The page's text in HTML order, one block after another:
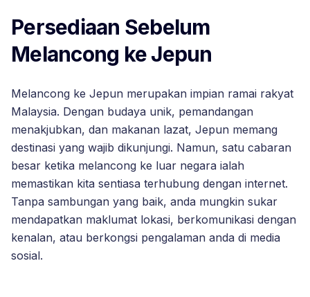
Persediaan Sebelum
Melancong ke Jepun
Melancong ke Jepun merupakan impian ramai rakyat
Malaysia. Dengan budaya unik, pemandangan
menakjubkan, dan makanan lazat, Jepun memang
destinasi yang wajib dikunjungi. Namun, satu cabaran
besar ketika melancong ke luar negara ialah
memastikan kita sentiasa terhubung dengan internet.
Tanpa sambungan yang baik, anda mungkin sukar
mendapatkan maklumat lokasi, berkomunikasi dengan
kenalan, atau berkongsi pengalaman anda di media
sosial.